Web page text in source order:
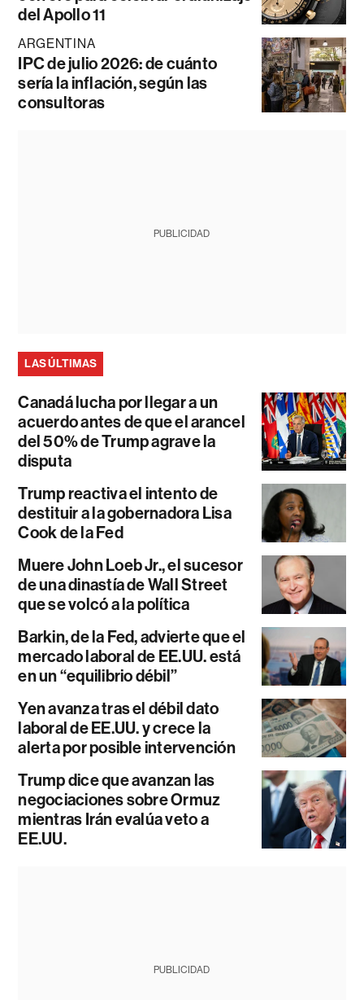
del Apollo 11
ARGENTINA
IPC de julio 2026: de cuánto
sería la inflación, según las
consultoras
PUBLICIDAD
LAS ÚLTIMAS
Canadá lucha por llegar a un
acuerdo antes de que el arancel
del 50% de Trump agrave la
disputa
Trump reactiva el intento de
destituir a la gobernadora Lisa
Cook de la Fed
Muere John Loeb Jr., el sucesor
de una dinastía de Wall Street
que se volcó a la política
Barkin, de la Fed, advierte que el
mercado laboral de EE.UU. está
en un “equilibrio débil”
Yen avanza tras el débil dato
laboral de EE.UU. y crece la
alerta por posible intervención
Trump dice que avanzan las
negociaciones sobre Ormuz
mientras Irán evalúa veto a
EE.UU.
PUBLICIDAD